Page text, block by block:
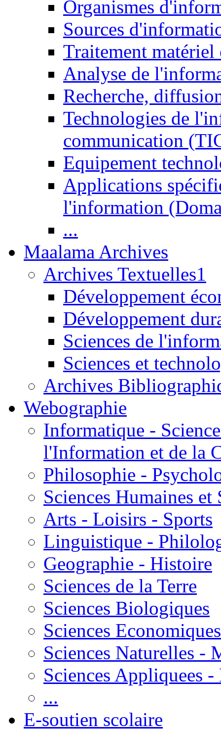
Organismes
Sources
Traitement matériel
Analyse de
Recherche,
Technologies de
communication
Equipement
Applications
l'information
...
Maalama Archives
Archives Textuelles1
Développement
Développement
Sciences de
Sciences et
Archives
Webographie
Informatique -
l'Information et de la
Philosophie -
Sciences Humaines et
Arts - Loisirs - Sports
Linguistique -
Geographie - Histoire
Sciences de la Terre
Sciences Biologiques
Sciences Economiques
Sciences Naturelles -
Sciences Appliquees
...
E-soutien scolaire